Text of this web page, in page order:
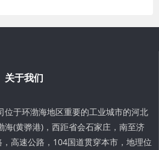
关于我们
位于环渤海地区重要的工业城市的河北
海(黄骅港)，西距省会石家庄，南至济
高速公路，104国道贯穿本市，地理位